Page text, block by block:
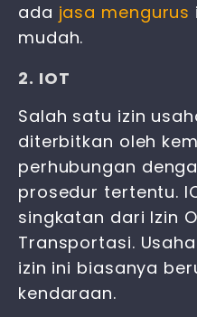
ada jasa mengurus
mudah.
2. IOT
Salah satu izin
diterbitkan oleh
perhubungan
prosedur tertentu.
singkatan dari Izin
Transportasi.
izin ini biasanya
kendaraan.